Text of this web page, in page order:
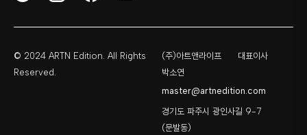
© 2024 ARTN Edition. All Rights
Reserved.
(주)아트앤라이프
대표이사
박소연
master@artnedition.com
경기도 파주시 광인사길 9-7
(문발동)